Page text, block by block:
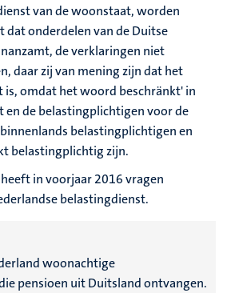
van de woonstaat, worden
dat onderdelen van de Duitse
de verklaringen niet
daar zij van mening zijn dat het
omdat het woord beschränkt' in
de belastingplichtigen voor de
binnenlands belastingplichtigen en
belastingplichtig zijn.
heeft in voorjaar 2016 vragen
belastingdienst.
woonachtige
pensioen uit Duitsland ontvangen.